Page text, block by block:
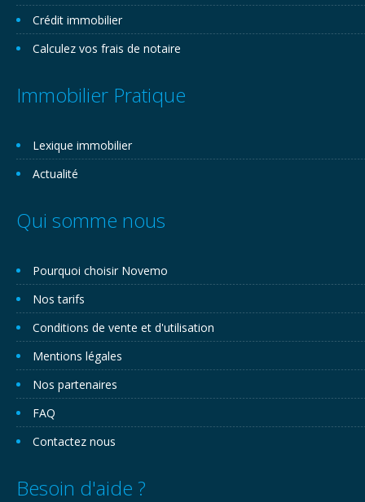
Crédit immobilier
Calculez vos frais de notaire
Immobilier Pratique
Lexique immobilier
Actualité
Qui somme nous
Pourquoi choisir Novemo
Nos tarifs
Conditions de vente et d'utilisation
Mentions légales
Nos partenaires
FAQ
Contactez nous
Besoin d'aide ?